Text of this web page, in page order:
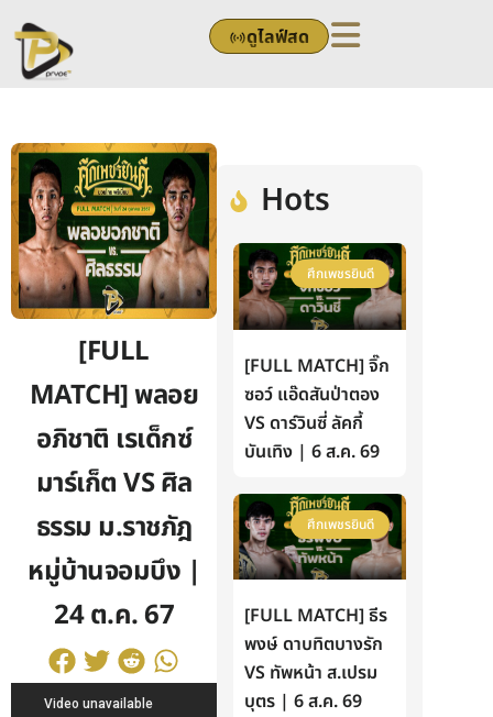
to
content
ดูไลฟ์สด
[FULL
MATCH] พลอย
อภิชาติ เรเด็กซ์
มาร์เก็ต VS ศิล
ธรรม ม.ราชภัฎ
หมู่บ้านจอมบึง |
24 ต.ค. 67
Hots
ศึกเพชรยินดี
[FULL MATCH] จิ๊ก
ซอว์ แอ๊ดสันป่าตอง
VS ดาร์วินซี่ ลัคกี้
บันเทิง | 6 ส.ค. 69
ศึกเพชรยินดี
[FULL MATCH] ธีร
พงษ์ ดาบทิตบางรัก
VS ทัพหน้า ส.เปรม
บุตร | 6 ส.ค. 69